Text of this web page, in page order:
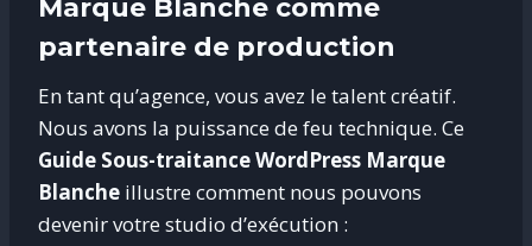
Marque Blanche comme
partenaire de production
En tant qu’agence, vous avez le talent créatif.
Nous avons la puissance de feu technique. Ce
Guide Sous-traitance WordPress Marque
Blanche illustre comment nous pouvons
devenir votre studio d’exécution :